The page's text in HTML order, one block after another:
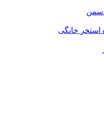
استخر خانگی